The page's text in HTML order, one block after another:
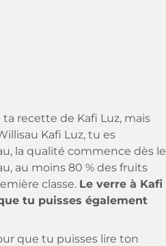
recette de Kafi Luz, mais
Kafi Luz, tu es
la qualité commence dès le
au moins 80 % des fruits
classe. Le verre à Kafi
tu puisses également
que tu puisses lire ton